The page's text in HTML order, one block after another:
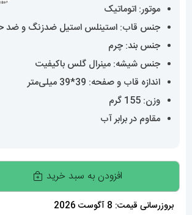
موتور: اتوماتیک
جنس قاب: استینلس استیل ضدزنگ و ضد
جنس بند: چرم
جنس شیشه: مینرال گلس باکیفیت
اندازه قاب و صفحه: 39*39 میلی‌متر
وزن: 155 گرم
مقاوم در برابر آب
ساعت
تگ
هویر
افزودن به سبد خرید
بروزرسانی قیمت: 8 آگوست 2026